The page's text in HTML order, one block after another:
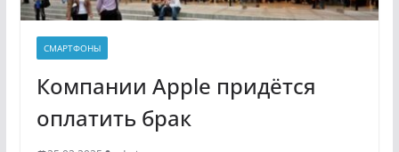
СМАРТФОНЫ
Компании Apple придётся
оплатить брак